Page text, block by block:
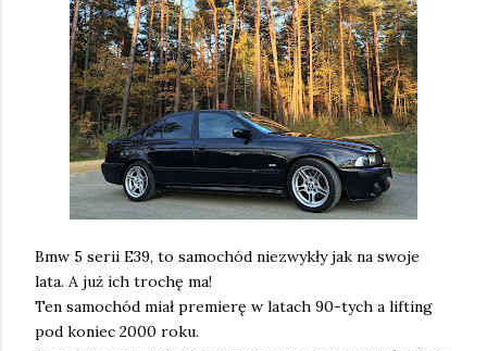
Bmw 5 serii E39, to samochód niezwykły jak na swoje
lata. A już ich trochę ma!
Ten samochód miał premierę w latach 90-tych a lifting
pod koniec 2000 roku.